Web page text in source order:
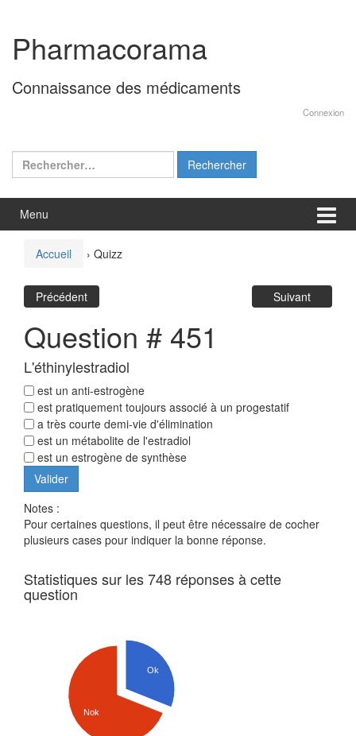
contenu
menu
principal
Pharmacorama
Connaissance des médicaments
Connexion
Rechercher :
Menu
Accueil › Quizz
Précédent Suivant
Question # 451
L'éthinylestradiol
est un anti-estrogène
est pratiquement toujours associé à un progestatif
a très courte demi-vie d'élimination
est un métabolite de l'estradiol
est un estrogène de synthèse
Notes :
Pour certaines questions, il peut être nécessaire de cocher
plusieurs cases pour indiquer la bonne réponse.
Statistiques sur les 748 réponses à cette
question
Ok
Nok